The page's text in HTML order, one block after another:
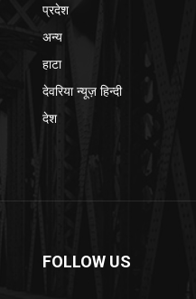
प्रदेश
अन्य
हाटा
देवरिया न्यूज़ हिन्दी
देश
FOLLOW US